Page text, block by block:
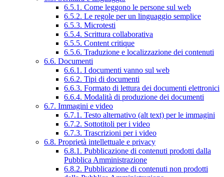
6.5.1. Come leggono le persone sul web
6.5.2. Le regole per un linguaggio semplice
6.5.3. Microtesti
6.5.4. Scrittura collaborativa
6.5.5. Content critique
6.5.6. Traduzione e localizzazione dei contenuti
6.6. Documenti
6.6.1. I documenti vanno sul web
6.6.2. Tipi di documenti
6.6.3. Formato di lettura dei documenti elettronici
6.6.4. Modalità di produzione dei documenti
6.7. Immagini e video
6.7.1. Testo alternativo (alt text) per le immagini
6.7.2. Sottotitoli per i video
6.7.3. Trascrizioni per i video
6.8. Proprietà intellettuale e privacy
6.8.1. Pubblicazione di contenuti prodotti dalla
Pubblica Amministrazione
6.8.2. Pubblicazione di contenuti non prodotti